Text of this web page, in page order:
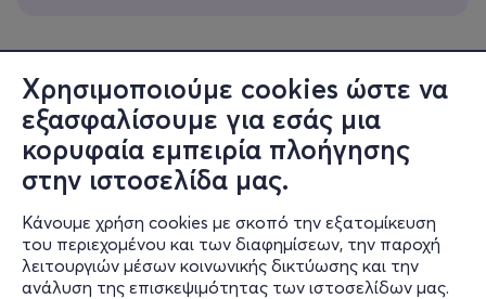
Χρησιμοποιούμε cookies ώστε να
εξασφαλίσουμε για εσάς μια
κορυφαία εμπειρία πλοήγησης
στην ιστοσελίδα μας.
Κάνουμε χρήση cookies με σκοπό την εξατομίκευση
του περιεχομένου και των διαφημίσεων, την παροχή
λειτουργιών μέσων κοινωνικής δικτύωσης και την
ανάλυση της επισκεψιμότητας των ιστοσελίδων μας.
Πληροφορίες
Υποστήριξη
Stay Connected